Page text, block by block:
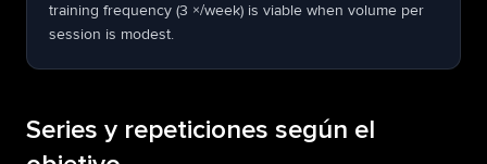
training frequency (3 ×/week) is viable when volume per
session is modest.
Series y repeticiones según el